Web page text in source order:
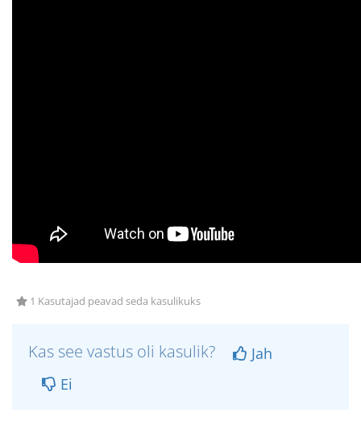
1 Kasutajad peavad seda kasulikuks
Kas see vastus oli kasulik?
Jah
Ei